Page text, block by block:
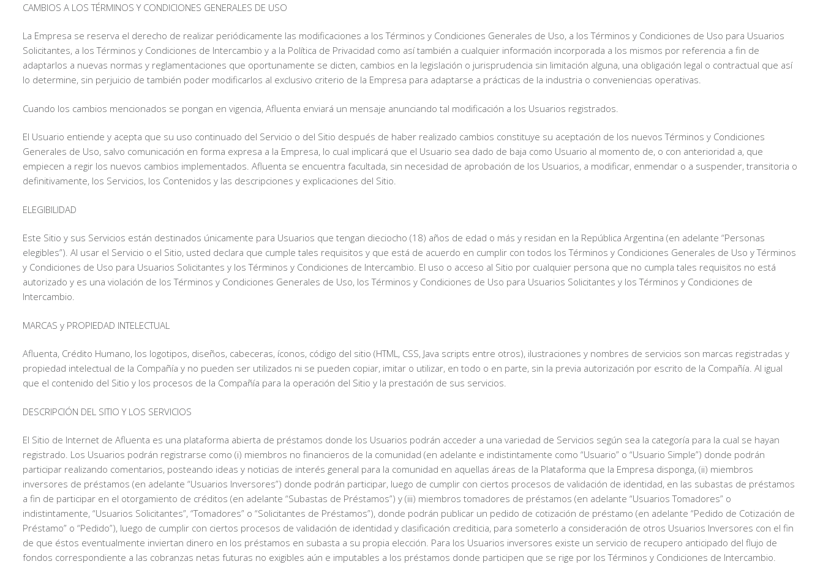
CAMBIOS A LOS TÉRMINOS Y CONDICIONES GENERALES DE USO
La Empresa se reserva el derecho de realizar periódicamente las modificaciones a los Términos y Condiciones Generales de Uso, a los Términos y Condiciones de Uso para Usuarios
Solicitantes, a los Términos y Condiciones de Intercambio y a la Política de Privacidad como así también a cualquier información incorporada a los mismos por referencia a fin de
adaptarlos a nuevas normas y reglamentaciones que oportunamente se dicten, cambios en la legislación o jurisprudencia sin limitación alguna, una obligación legal o contractual que así
lo determine, sin perjuicio de también poder modificarlos al exclusivo criterio de la Empresa para adaptarse a prácticas de la industria o conveniencias operativas.
Cuando los cambios mencionados se pongan en vigencia, Afluenta enviará un mensaje anunciando tal modificación a los Usuarios registrados.
El Usuario entiende y acepta que su uso continuado del Servicio o del Sitio después de haber realizado cambios constituye su aceptación de los nuevos Términos y Condiciones
Generales de Uso, salvo comunicación en forma expresa a la Empresa, lo cual implicará que el Usuario sea dado de baja como Usuario al momento de, o con anterioridad a, que
empiecen a regir los nuevos cambios implementados. Afluenta se encuentra facultada, sin necesidad de aprobación de los Usuarios, a modificar, enmendar o a suspender, transitoria o
definitivamente, los Servicios, los Contenidos y las descripciones y explicaciones del Sitio.
ELEGIBILIDAD
Este Sitio y sus Servicios están destinados únicamente para Usuarios que tengan dieciocho (18) años de edad o más y residan en la República Argentina (en adelante “Personas
elegibles”). Al usar el Servicio o el Sitio, usted declara que cumple tales requisitos y que está de acuerdo en cumplir con todos los Términos y Condiciones Generales de Uso y Términos
y Condiciones de Uso para Usuarios Solicitantes y los Términos y Condiciones de Intercambio. El uso o acceso al Sitio por cualquier persona que no cumpla tales requisitos no está
autorizado y es una violación de los Términos y Condiciones Generales de Uso, los Términos y Condiciones de Uso para Usuarios Solicitantes y los Términos y Condiciones de
Intercambio.
MARCAS y PROPIEDAD INTELECTUAL
Afluenta, Crédito Humano, los logotipos, diseños, cabeceras, íconos, código del sitio (HTML, CSS, Java scripts entre otros), ilustraciones y nombres de servicios son marcas registradas y
propiedad intelectual de la Compañía y no pueden ser utilizados ni se pueden copiar, imitar o utilizar, en todo o en parte, sin la previa autorización por escrito de la Compañía. Al igual
que el contenido del Sitio y los procesos de la Compañía para la operación del Sitio y la prestación de sus servicios.
DESCRIPCIÓN DEL SITIO Y LOS SERVICIOS
El Sitio de Internet de Afluenta es una plataforma abierta de préstamos donde los Usuarios podrán acceder a una variedad de Servicios según sea la categoría para la cual se hayan
registrado. Los Usuarios podrán registrarse como (i) miembros no financieros de la comunidad (en adelante e indistintamente como “Usuario” o “Usuario Simple”) donde podrán
participar realizando comentarios, posteando ideas y noticias de interés general para la comunidad en aquellas áreas de la Plataforma que la Empresa disponga, (ii) miembros
inversores de préstamos (en adelante “Usuarios Inversores”) donde podrán participar, luego de cumplir con ciertos procesos de validación de identidad, en las subastas de préstamos
a fin de participar en el otorgamiento de créditos (en adelante “Subastas de Préstamos”) y (iii) miembros tomadores de préstamos (en adelante “Usuarios Tomadores” o
indistintamente, “Usuarios Solicitantes”, “Tomadores” o “Solicitantes de Préstamos”), donde podrán publicar un pedido de cotización de préstamo (en adelante “Pedido de Cotización de
Préstamo” o “Pedido”), luego de cumplir con ciertos procesos de validación de identidad y clasificación crediticia, para someterlo a consideración de otros Usuarios Inversores con el fin
de que éstos eventualmente inviertan dinero en los préstamos en subasta a su propia elección. Para los Usuarios inversores existe un servicio de recupero anticipado del flujo de
fondos correspondiente a las cobranzas netas futuras no exigibles aún e imputables a los préstamos donde participen que se rige por los Términos y Condiciones de Intercambio.